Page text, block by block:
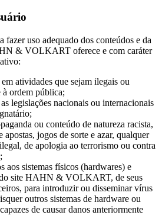
fazer uso adequado dos conteúdos e da
& VOLKART oferece e com caráter
atividades que sejam ilegais ou
à ordem pública;
legislações nacionais ou internacionais
ou conteúdo de natureza racista,
apostas, jogos de sorte e azar, qualquer
de apologia ao terrorismo ou contra
aos sistemas físicos (hardwares) e
site HAHN & VOLKART, de seus
para introduzir ou disseminar vírus
outros sistemas de hardware ou
de causar danos anteriormente